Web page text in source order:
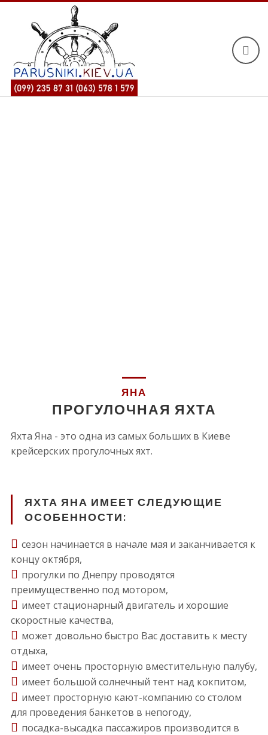
ЯНА
ПРОГУЛОЧНАЯ ЯХТА
Яхта Яна - это одна из самых больших в Киеве
крейсерских прогулочных яхт.
ЯХТА ЯНА ИМЕЕТ СЛЕДУЮЩИЕ
ОСОБЕННОСТИ:
сезон начинается в начале мая и заканчивается к
концу октября,
прогулки по Днепру проводятся
преимущественно под мотором,
имеет стационарный двигатель и хорошие
скоростные качества,
может довольно быстро Вас доставить к месту
отдыха,
имеет очень просторную вместительную палубу,
имеет большой солнечный тент над кокпитом,
имеет просторную кают-компанию со столом
для проведения банкетов в непогоду,
посадка-высадка пассажиров производится в